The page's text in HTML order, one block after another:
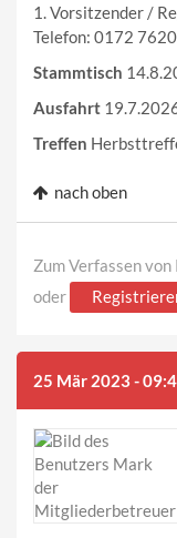
1. Vorsitzender /
Telefon: 0172
Stammtisch
Ausfahrt
Treffen
nach oben
Zum Verfassen
oder
25 Mär 2023 -